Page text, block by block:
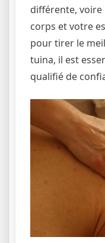
différente,
corps et votre
pour tirer le
tuina, il est
qualifié de